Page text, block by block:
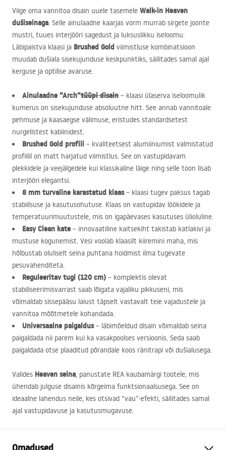
Viige oma vannitoa disain uuele tasemele Walk-in Heaven
dušiseinaga. Selle ainulaadne kaarjas vorm murrab sirgete joonte
mustri, tuues interjööri sagedust ja luksuslikku iseloomu.
Läbipaistva klaasi ja Brushed Gold viimistluse kombinatsioon
muudab dušiala sisekujunduse keskpunktiks, säilitades samal ajal
kerguse ja optilise avaruse.
Ainulaadne “Arch“tüüpi disain – klaasi ülaserva iseloomulik
kumerus on sisekujunduse absoluutne hitt. See annab vannitoale
pehmuse ja kaasaegse välimuse, eristudes standardsetest
nurgelistest kabiinidest.
Brushed Gold profiil – kvaliteetsest alumiiniumist valmistatud
profiilil on matt harjatud viimistlus. See on vastupidavam
plekkidele ja veejälgedele kui klassikaline läige ning selle toon lisab
interjööri elegantsi.
8 mm turvaline karastatud klaas– klaasi tugev paksus tagab
stabiilsuse ja kasutusohutuse. Klaas on vastupidav löökidele ja
temperatuurimuutustele, mis on igapäevases kasutuses ülioluline.
Easy Clean kate – innovaatiline kaitsekiht takistab katlakivi ja
mustuse kogunemist. Vesi voolab klaasilt kiiremini maha, mis
hõlbustab oluliselt seina puhtana hoidmist ilma tugevate
pesuvahenditeta.
Reguleeritav tugi (120 cm) – komplektis olevat
stabiliseerimisvarrast saab lõigata vajaliku pikkuseni, mis
võimaldab sissepääsu laiust täpselt vastavalt teie vajadustele ja
vannitoa mõõtmetele kohandada.
Universaalne paigaldus– läbimõeldud disain võimaldab seina
paigaldada nii parem kui ka vasakpoolses versioonis. Seda saab
paigaldada otse plaaditud põrandale koos ränitrapi või dušialusega.
Valides Heaven seina, panustate REA kaubamärgi tootele, mis
ühendab julguse disainis kõrgeima funktsionaalsusega. See on
ideaalne lahendus neile, kes otsivad “vau”-efekti, säilitades samal
ajal vastupidavuse ja kasutusmugavuse.